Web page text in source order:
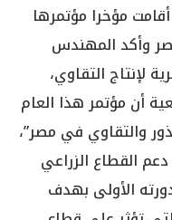
مؤخرا مؤتمرها
وأكد المهندس
لإنتاج التقاوي،
أن مؤتمر هذا العام
والتقاوي في مصر”،
القطاع الزراعي
الأولى بهدف